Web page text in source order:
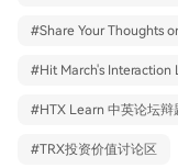
#Share Your Thoughts
#Hit March's Interaction
#HTX Learn 中英论坛
#TRX投资价值讨论区